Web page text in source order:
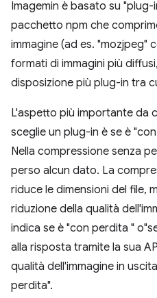
Imagemin è basato su "plug-
pacchetto npm che
immagine (ad es. "mozjpeg"
formati di immagini più
disposizione più plug-in tra
L'aspetto più importante da
sceglie un plug-in è se è
Nella compressione senza
perso alcun dato. La
riduce le dimensioni del file,
riduzione della qualità
indica se è "con perdita "
alla risposta tramite la sua
qualità dell'immagine in
perdita".